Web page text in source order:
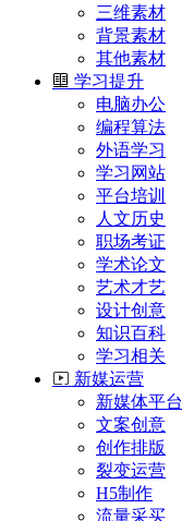
三维素材
背景素材
其他素材
学习提升
电脑办公
编程算法
外语学习
学习网站
平台培训
人文历史
职场考证
学术论文
艺术才艺
设计创意
知识百科
学习相关
新媒运营
新媒体平台
文案创意
创作排版
裂变运营
H5制作
流量采买